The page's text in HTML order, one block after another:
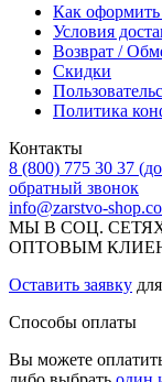
Как оформить
Условия
Возврат /
Скидки
Политика
Контакты
8 (800) 775 30 37
обратный звонок
info@zarstvo-
МЫ В СОЦ.
ОПТОВЫМ
Оставить заявку
Способы оплаты
Вы можете